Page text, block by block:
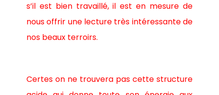
s’il est bien travaillé, il est en mesure de
nous offrir une lecture très intéressante de
nos beaux terroirs.
Certes on ne trouvera pas cette structure